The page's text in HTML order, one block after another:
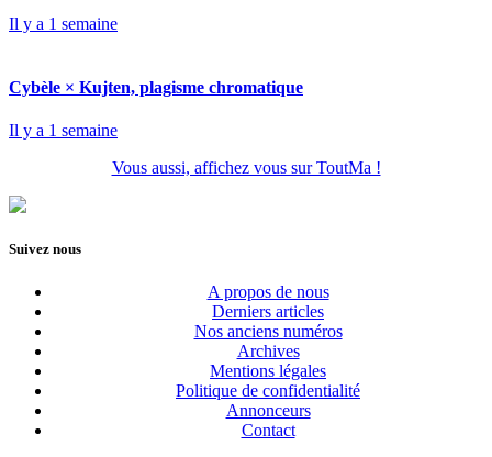
Il y a 1 semaine
Cybèle × Kujten, plagisme chromatique
Il y a 1 semaine
Vous aussi, affichez vous sur ToutMa !
Suivez nous
A propos de nous
Derniers articles
Nos anciens numéros
Archives
Mentions légales
Politique de confidentialité
Annonceurs
Contact